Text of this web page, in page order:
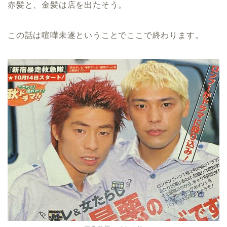
赤髪と、金髪は店を出たそう。
この話は喧嘩未遂ということでここで終わります。